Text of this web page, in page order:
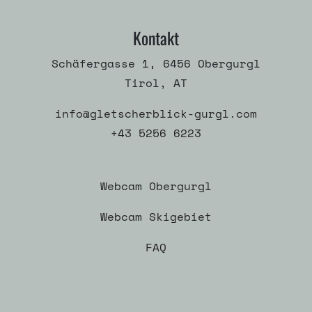
Kontakt
Schäfergasse 1, 6456 Obergurgl
Tirol, AT
info@gletscherblick-gurgl.com
+43 5256 6223
Webcam Obergurgl
Webcam Skigebiet
FAQ